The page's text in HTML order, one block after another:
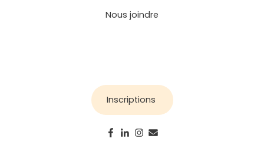
Nous joindre
Inscriptions